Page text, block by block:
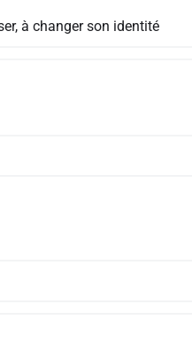
à changer son identité